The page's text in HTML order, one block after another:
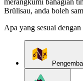
Brülisau, anda boleh
Apa yang sesuai